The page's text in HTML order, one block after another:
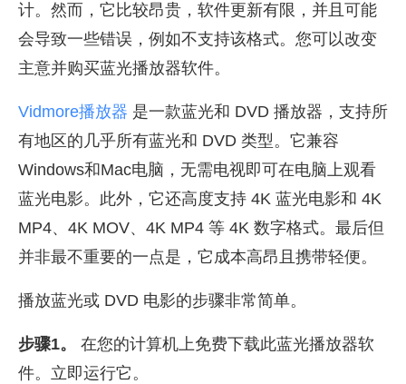
计。然而，它比较昂贵，软件更新有限，并且可能
会导致一些错误，例如不支持该格式。您可以改变
主意并购买蓝光播放器软件。
Vidmore播放器 是一款蓝光和 DVD 播放器，支持所
有地区的几乎所有蓝光和 DVD 类型。它兼容
Windows和Mac电脑，无需电视即可在电脑上观看
蓝光电影。此外，它还高度支持 4K 蓝光电影和 4K
MP4、4K MOV、4K MP4 等 4K 数字格式。最后但
并非最不重要的一点是，它成本高昂且携带轻便。
播放蓝光或 DVD 电影的步骤非常简单。
步骤1。
在您的计算机上免费下载此蓝光播放器软
件。立即运行它。